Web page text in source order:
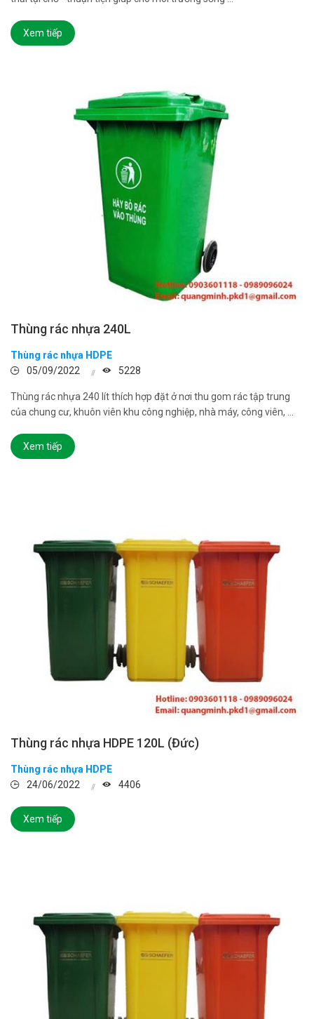
Xem tiếp
Thùng rác nhựa 240L
Thùng rác nhựa HDPE
05/09/2022
5228
Thùng rác nhựa 240 lít thích hợp đặt ở nơi thu gom rác tập trung
của chung cư, khuôn viên khu công nghiệp, nhà máy, công viên, ...
Xem tiếp
Thùng rác nhựa HDPE 120L (Đức)
Thùng rác nhựa HDPE
24/06/2022
4406
Xem tiếp